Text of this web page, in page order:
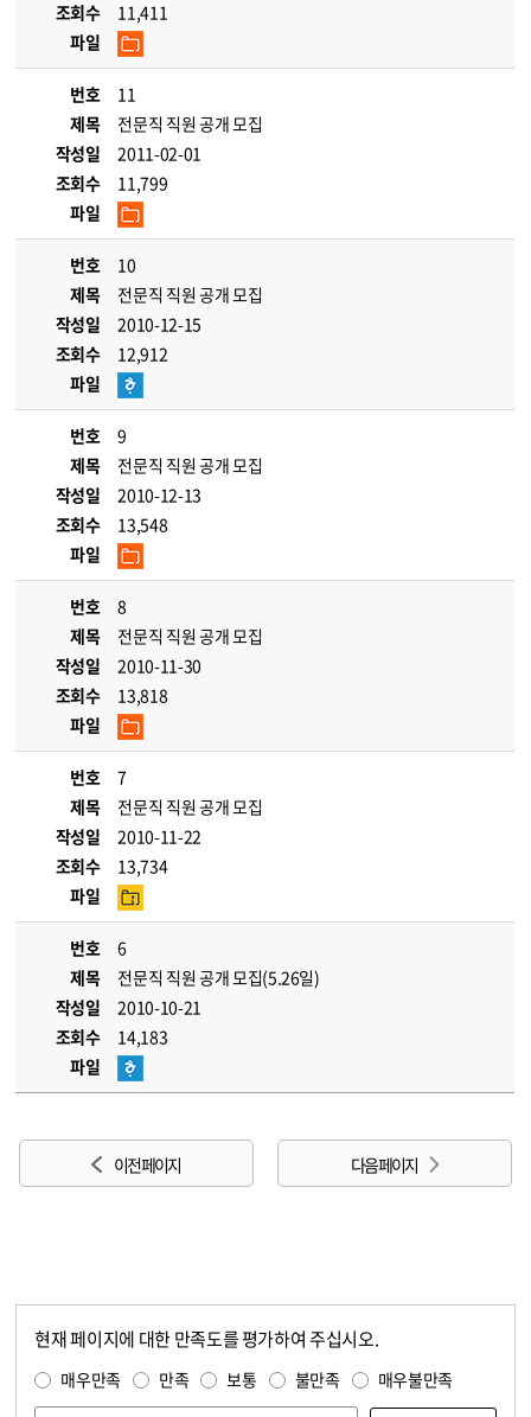
조회수
11,411
파일
번호
11
제목
전문직 직원 공개 모집
작성일
2011-02-01
조회수
11,799
파일
번호
10
제목
전문직 직원 공개 모집
작성일
2010-12-15
조회수
12,912
파일
번호
9
제목
전문직 직원 공개 모집
작성일
2010-12-13
조회수
13,548
파일
번호
8
제목
전문직 직원 공개 모집
작성일
2010-11-30
조회수
13,818
파일
번호
7
제목
전문직 직원 공개 모집
작성일
2010-11-22
조회수
13,734
파일
번호
6
제목
전문직 직원 공개 모집(5.26일)
작성일
2010-10-21
조회수
14,183
파일
이전 페이지 다음 페이지
현재 페이지에 대한 만족도를 평가하여 주십시오.
매우만족 만족 보통 불만족 매우불만족